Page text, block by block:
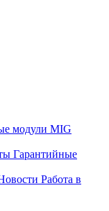
модули MIG
Гарантийные
Работа в